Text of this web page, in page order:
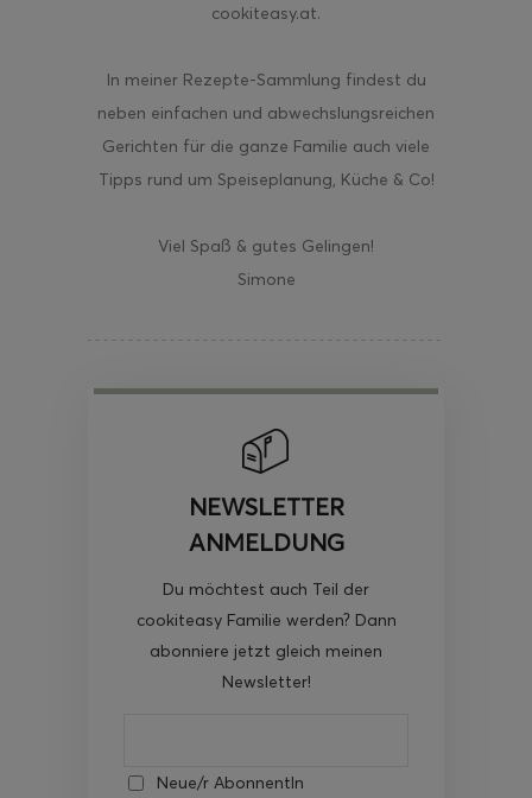
cookiteasy.at.
In meiner Rezepte-Sammlung findest du
neben einfachen und abwechslungsreichen
Gerichten für die ganze Familie auch viele
Tipps rund um Speiseplanung, Küche & Co!
Viel Spaß & gutes Gelingen!
Simone
NEWSLETTER
ANMELDUNG
Du möchtest auch Teil der
cookiteasy Familie werden? Dann
abonniere jetzt gleich meinen
Newsletter!
Neue/r AbonnentIn